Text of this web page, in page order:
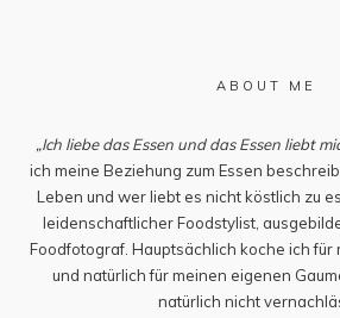
ABOUT ME
„Ich liebe das Essen und das Essen liebt
ich meine Beziehung zum Essen
Leben und wer liebt es nicht köstlich zu
leidenschaftlicher Foodstylist,
Foodfotograf. Hauptsächlich koche ich für
und natürlich für meinen eigenen
natürlich nicht